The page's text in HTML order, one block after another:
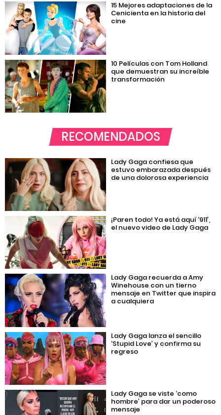
15 Mejores adaptaciones de la
Cenicienta en la historia del
cine
10 Películas con Tom Holland
que demuestran su increíble
transformación
RECOMENDADOS
Lady Gaga confiesa que
estuvo embarazada después
de una dolorosa experiencia
¡Paren todo! Ya está aquí ‘911’,
el nuevo video de Lady Gaga
Lady Gaga recuerda a Amy
Winehouse con un tierno
mensaje en Twitter que inspira
a cualquiera
Lady Gaga lanza el sencillo
‘Stupid Love’ y confirma su
regreso
Lady Gaga se viste ‘como
hombre’ para dar un poderoso
mensaje